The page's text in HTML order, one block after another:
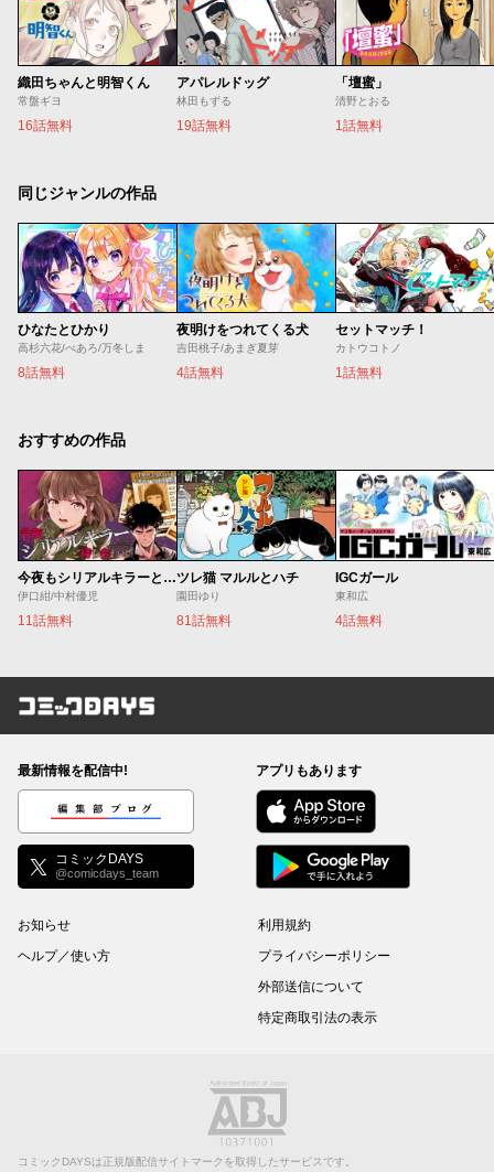
織田ちゃんと明智くん
常盤ギヨ
16話無料
アパレルドッグ
林田もずる
19話無料
「壇蜜」
清野とおる
1話無料
同じジャンルの作品
ひなたとひかり
高杉六花/べあろ/万冬しま
8話無料
夜明けをつれてくる犬
吉田桃子/あまぎ夏芽
4話無料
セットマッチ！
カトウコトノ
1話無料
おすすめの作品
今夜もシリアルキラーと待ち合わせ
伊口紺/中村優児
11話無料
ツレ猫 マルルとハチ
園田ゆり
81話無料
IGCガール
東和広
4話無料
コミックDAYS
最新情報を配信中!
編集部ブログ
コミックDAYS
@comicdays_team
アプリもあります
お知らせ
ヘルプ／使い方
利用規約
プライバシーポリシー
外部送信について
特定商取引法の表示
コミックDAYSは正規版配信サイトマークを取得したサービスです。